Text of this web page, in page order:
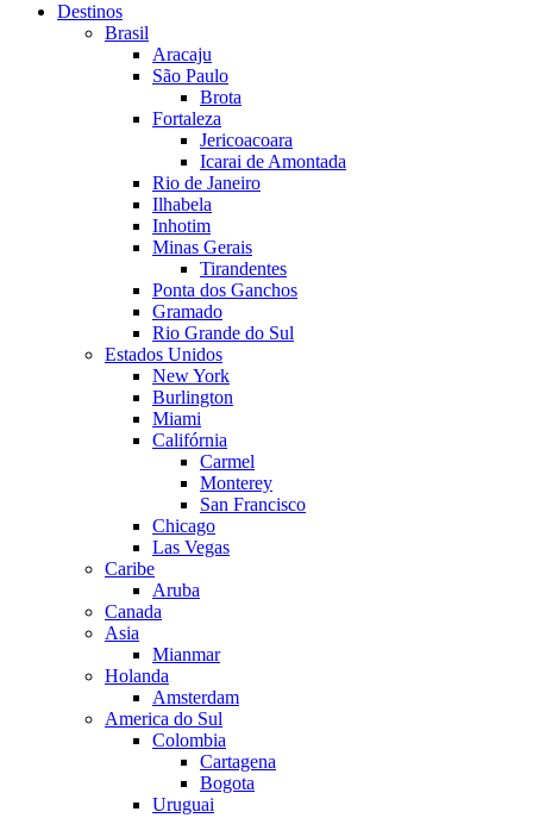
Destinos
Brasil
Aracaju
São Paulo
Brota
Fortaleza
Jericoacoara
Icarai de Amontada
Rio de Janeiro
Ilhabela
Inhotim
Minas Gerais
Tirandentes
Ponta dos Ganchos
Gramado
Rio Grande do Sul
Estados Unidos
New York
Burlington
Miami
Califórnia
Carmel
Monterey
San Francisco
Chicago
Las Vegas
Caribe
Aruba
Canada
Asia
Mianmar
Holanda
Amsterdam
America do Sul
Colombia
Cartagena
Bogota
Uruguai